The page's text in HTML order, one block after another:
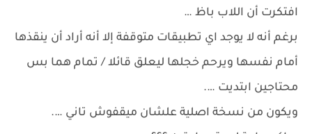
افتكرت أن اللاب باظ …
برغم أنه لا يوجد اي تطبيقات متوقفة إلا أنه أراد أن ينقذها
أمام نفسها ويرحم خجلها ليعلق قائلا / تمام هما بس
محتاجين ابتديت ….
ويكون من نسخة اصلية علشان ميقفوش تاني ….